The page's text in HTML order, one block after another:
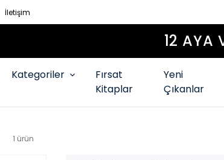
İletişim
Kategoriler
Fırsat
Kitaplar
Yeni
Çıkanlar
1 ürün